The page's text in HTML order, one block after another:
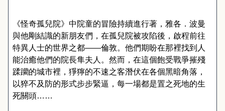
《怪奇孤兒院》中院童的冒險持續進行著，雅各．波曼
與他剛結識的新朋友們，在孤兒院被攻陷後 ， 啟程前往
特異人士的世界之都——倫敦。他們期盼在那裡找到人
能治癒他們的院長隼夫人。然而，在這個飽受戰爭摧殘
蹂躪的城市裡，猙獰的不速之客潛伏在各個黑暗角落 ，
以猝不及防的形式步步緊逼 ， 每一場都是置之死地的生
死關頭……